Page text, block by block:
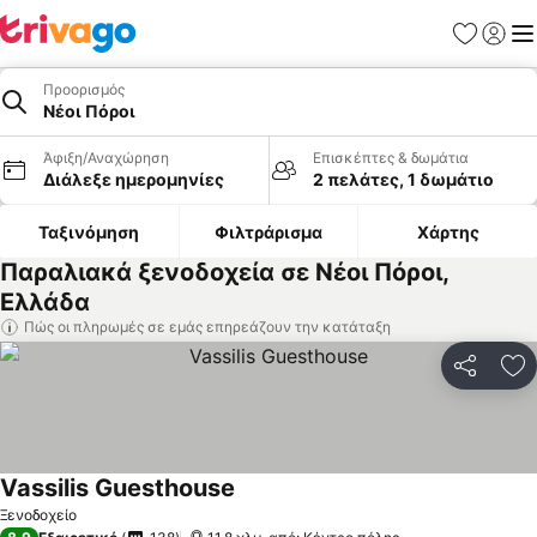
Προορισμός
Νέοι Πόροι
Άφιξη/Αναχώρηση
Διάλεξε ημερομηνίες
Επισκέπτες & δωμάτια
2 πελάτες, 1 δωμάτιο
Ταξινόμηση Φιλτράρισμα Χάρτης
Παραλιακά ξενοδοχεία σε Νέοι Πόροι,
Ελλάδα
Πώς οι πληρωμές σε εμάς επηρεάζουν την κατάταξη
Ξενοδοχείο
Vassilis Guesthouse